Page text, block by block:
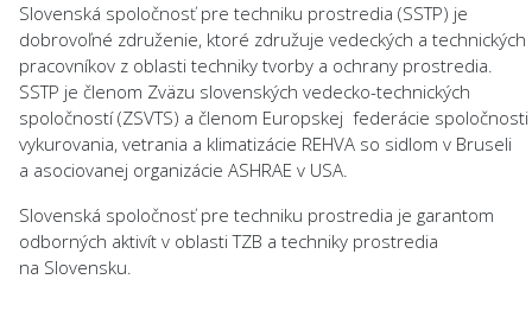
Slovenská spoločnosť pre techniku prostredia (SSTP) je
dobrovoľné združenie, ktoré združuje vedeckých a technických
pracovníkov z oblasti techniky tvorby a ochrany prostredia.
SSTP je členom Zväzu slovenských vedecko-technických
spoločností (ZSVTS) a členom Europskej federácie spoločnosti
vykurovania, vetrania a klimatizácie REHVA so sidlom v Bruseli
a asociovanej organizácie ASHRAE v USA.
Slovenská spoločnosť pre techniku prostredia je garantom
odborných aktivít v oblasti TZB a techniky prostredia
na Slovensku.